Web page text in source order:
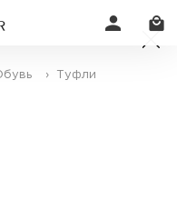
› Туфли